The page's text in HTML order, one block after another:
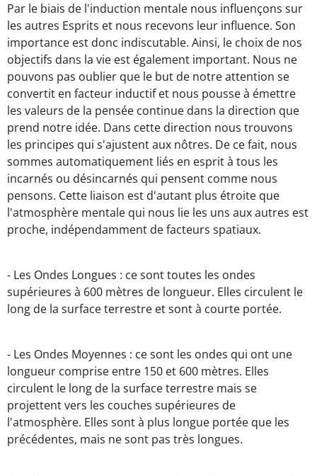
Par le biais de l'induction mentale nous influençons sur
les autres Esprits et nous recevons leur influence. Son
importance est donc indiscutable. Ainsi, le choix de nos
objectifs dans la vie est également important. Nous ne
pouvons pas oublier que le but de notre attention se
convertit en facteur inductif et nous pousse à émettre
les valeurs de la pensée continue dans la direction que
prend notre idée. Dans cette direction nous trouvons
les principes qui s'ajustent aux nôtres. De ce fait, nous
sommes automatiquement liés en esprit à tous les
incarnés ou désincarnés qui pensent comme nous
pensons. Cette liaison est d'autant plus étroite que
l'atmosphère mentale qui nous lie les uns aux autres est
proche, indépendamment de facteurs spatiaux.
- Les Ondes Longues : ce sont toutes les ondes
supérieures à 600 mètres de longueur. Elles circulent le
long de la surface terrestre et sont à courte portée.
- Les Ondes Moyennes : ce sont les ondes qui ont une
longueur comprise entre 150 et 600 mètres. Elles
circulent le long de la surface terrestre mais se
projettent vers les couches supérieures de
l'atmosphère. Elles sont à plus longue portée que les
précédentes, mais ne sont pas très longues.